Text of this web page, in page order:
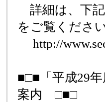
詳細は、下
をご覧くださ
http://
■□■「平成29
案内 □■□